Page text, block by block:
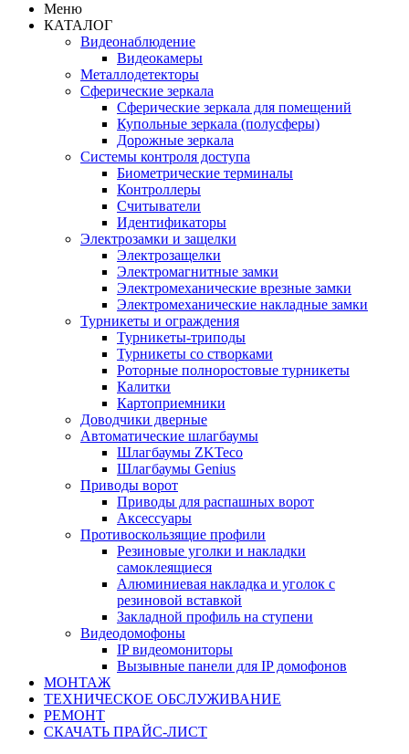
Меню
КАТАЛОГ
Видеонаблюдение
Видеокамеры
Металлодетекторы
Сферические зеркала
Сферические зеркала для помещений
Купольные зеркала (полусферы)
Дорожные зеркала
Системы контроля доступа
Биометрические терминалы
Контроллеры
Считыватели
Идентификаторы
Электрозамки и защелки
Электрозащелки
Электромагнитные замки
Электромеханические врезные замки
Электромеханические накладные замки
Турникеты и ограждения
Турникеты-триподы
Турникеты со створками
Роторные полноростовые турникеты
Калитки
Картоприемники
Доводчики дверные
Автоматические шлагбаумы
Шлагбаумы ZKTeco
Шлагбаумы Genius
Приводы ворот
Приводы для распашных ворот
Аксессуары
Противоскользящие профили
Резиновые уголки и накладки
самоклеящиеся
Алюминиевая накладка и уголок с
резиновой вставкой
Закладной профиль на ступени
Видеодомофоны
IP видеомониторы
Вызывные панели для IP домофонов
МОНТАЖ
ТЕХНИЧЕСКОЕ ОБСЛУЖИВАНИЕ
РЕМОНТ
СКАЧАТЬ ПРАЙС-ЛИСТ